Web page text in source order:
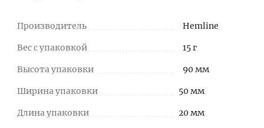
Производитель Hemline
Вес с упаковкой 15 г
Высота упаковки 90 мм
Ширина упаковки 50 мм
Длина упаковки 20 мм